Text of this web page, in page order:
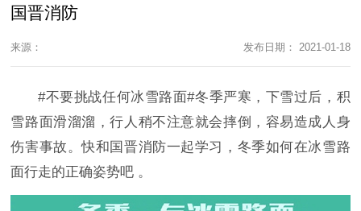
国晋消防
来源： 发布日期： 2021-01-18
#不要挑战任何冰雪路面#冬季严寒，下雪过后，积
雪路面滑溜溜，行人稍不注意就会摔倒，容易造成人身
伤害事故。快和国晋消防一起学习，冬季如何在冰雪路
面行走的正确姿势吧 。